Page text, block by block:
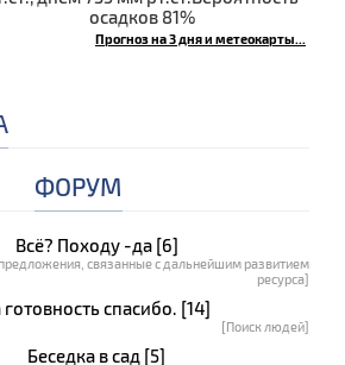
осадков 81%
Прогноз на 3 дня и метеокарты...
ФОРУМ
Всё? Походу -да [6]
связанные с дальнейшим развитием
ресурса]
готовность спасибо. [14]
[Поиск людей]
Беседка в сад [5]